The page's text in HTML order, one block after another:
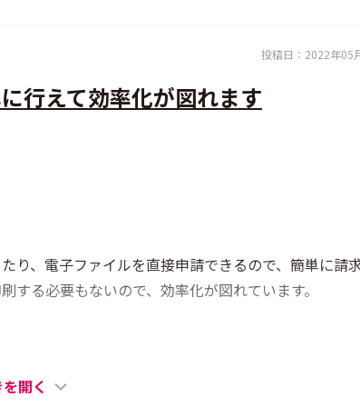
投稿日： 2022年05
行えて効率化が図れます
り、電子ファイルを直接申請できるので、簡単に請
る必要もないので、効率化が図れています。
開く